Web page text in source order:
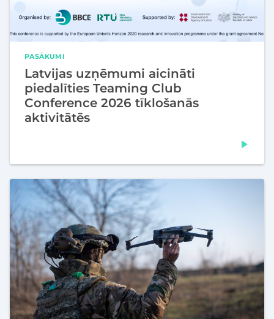
PASĀKUMI
Latvijas uzņēmumi aicināti
piedalīties Teaming Club
Conference 2026 tīklošanās
aktivitātēs